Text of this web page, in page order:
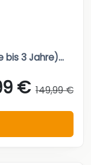
3 Jahre)...
€ 149,99 €